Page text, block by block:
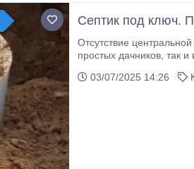
Септик под ключ.
Отсутствие центральной канализационной
простых дачников, так и владельцев загородных домов .Когда возникает острая необходимость в обустройстве канализации, все
03/07/2025 14:26